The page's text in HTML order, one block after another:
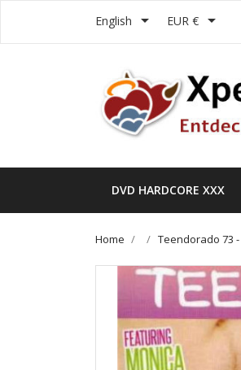
English  EUR € 
DVD HARDCORE XXX
Home Teendorado 73